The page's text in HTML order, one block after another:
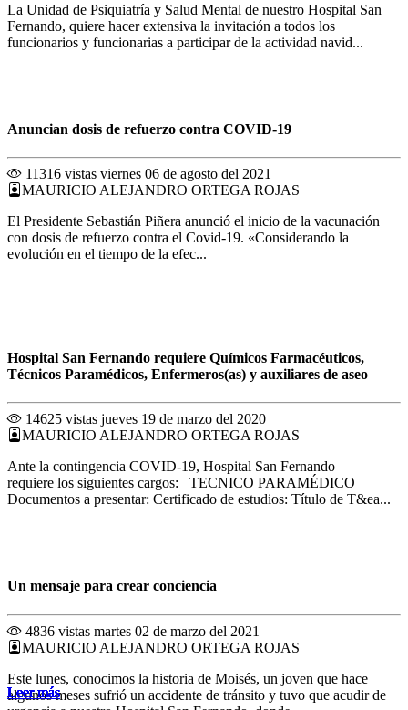
Leer más
Leer más
Leer más
Leer más
Leer más
La Unidad de Psiquiatría y Salud Mental de nuestro Hospital San
Fernando, quiere hacer extensiva la invitación a todos los
funcionarios y funcionarias a participar de la actividad navid...
Leer más
Anuncian dosis de refuerzo contra COVID-19
11316 vistas viernes 06 de agosto del 2021
MAURICIO ALEJANDRO ORTEGA ROJAS
El Presidente Sebastián Piñera anunció el inicio de la vacunación
con dosis de refuerzo contra el Covid-19. «Considerando la
evolución en el tiempo de la efec...
Leer más
Hospital San Fernando requiere Químicos Farmacéuticos,
Técnicos Paramédicos, Enfermeros(as) y auxiliares de aseo
14625 vistas jueves 19 de marzo del 2020
MAURICIO ALEJANDRO ORTEGA ROJAS
Ante la contingencia COVID-19, Hospital San Fernando
requiere los siguientes cargos: TECNICO PARAMÉDICO
Documentos a presentar: Certificado de estudios: Título de T&ea...
Leer más
Un mensaje para crear conciencia
4836 vistas martes 02 de marzo del 2021
MAURICIO ALEJANDRO ORTEGA ROJAS
Este lunes, conocimos la historia de Moisés, un joven que hace
algunos meses sufrió un accidente de tránsito y tuvo que acudir de
Leer más
Leer más
Leer más
Leer más